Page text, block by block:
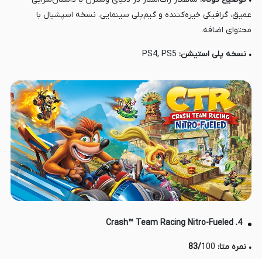
عمیق، گرافیکی خیره‌کننده و گیم‌پلی سینمایی. نسخه اسپشیال با
محتوای اضافه.
• نسخه پلی استیشن:PS4, PS5
4. Crash™ Team Racing Nitro-Fueled
• نمره متا: 83/100